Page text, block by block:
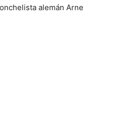
alemán Arne